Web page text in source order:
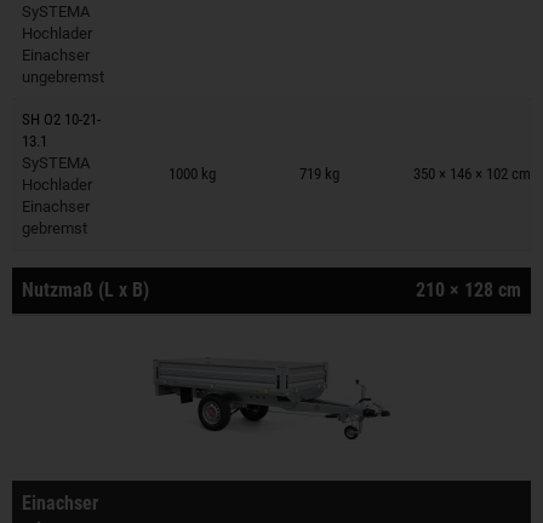
SySTEMA
Hochlader
Einachser
ungebremst
SH O2 10-21-
13.1
SySTEMA
Hochlader
Einachser
gebremst
1000 kg 719 kg 350 × 146 × 102 cm
Anhänger auf Merkzettel
Nutzmaß (L x B) 210 × 128 cm
Einachser